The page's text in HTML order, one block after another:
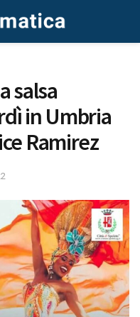
salsa
in Umbria
Ramirez